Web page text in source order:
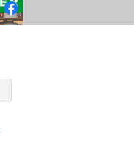
Facebook